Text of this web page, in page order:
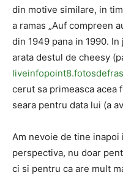
din motive similare, in
a ramas „Auf compreen
din 1949 pana in 1990.
arata destul de cheesy
cerut sa primeasca acea
seara pentru data lui (a
Am nevoie de tine inapoi
perspectiva, nu doar
ci si pentru ca are mult